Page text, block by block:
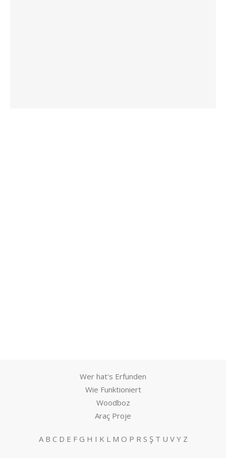
Wer hat's Erfunden
Wie Funktioniert
Woodboz
Araç Proje
A B C D E F G H I K L M O P R S Ş T U V Y Z